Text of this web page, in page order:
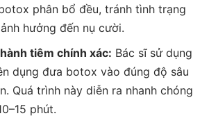
phân bổ đều, tránh tình trạng
hưởng đến nụ cười.
tiêm chính xác: Bác sĩ sử dụng
dụng đưa botox vào đúng độ sâu
Quá trình này diễn ra nhanh chóng
phút.